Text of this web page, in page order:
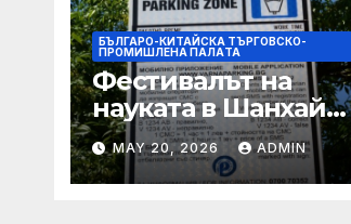
БЪЛГАРО-КИТАЙСКА ТЪРГОВСКО-
ПРОМИШЛЕНА ПАЛAТА
Фестивалът на
науката в Шанхай
2026 обещава
вълнуващи
научно-
MAY 20, 2026 ADMIN